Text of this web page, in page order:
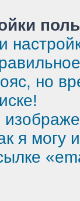
но
я могу